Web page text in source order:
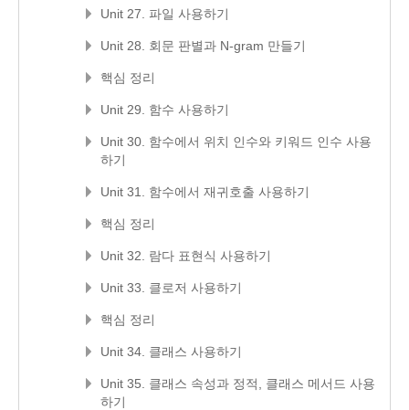
Unit 27. 파일 사용하기
Unit 28. 회문 판별과 N-gram 만들기
핵심 정리
Unit 29. 함수 사용하기
Unit 30. 함수에서 위치 인수와 키워드 인수 사용
하기
Unit 31. 함수에서 재귀호출 사용하기
핵심 정리
Unit 32. 람다 표현식 사용하기
Unit 33. 클로저 사용하기
핵심 정리
Unit 34. 클래스 사용하기
Unit 35. 클래스 속성과 정적, 클래스 메서드 사용
하기